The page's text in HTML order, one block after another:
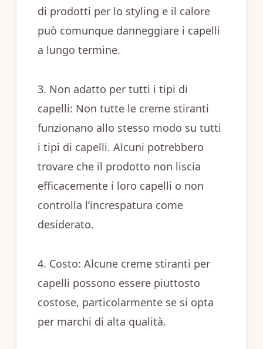
di prodotti per lo styling e il calore
può comunque danneggiare i capelli
a lungo termine.
3. Non adatto per tutti i tipi di
capelli: Non tutte le creme stiranti
funzionano allo stesso modo su tutti
i tipi di capelli. Alcuni potrebbero
trovare che il prodotto non liscia
efficacemente i loro capelli o non
controlla l’increspatura come
desiderato.
4. Costo: Alcune creme stiranti per
capelli possono essere piuttosto
costose, particolarmente se si opta
per marchi di alta qualità.